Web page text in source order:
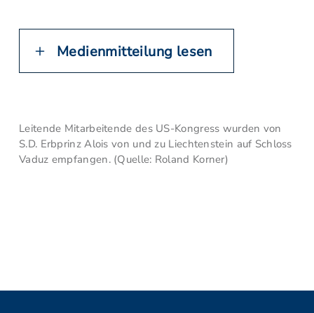
Medienmitteilung lesen
Leitende Mitarbeitende des US-Kongress wurden von
S.D. Erbprinz Alois von und zu Liechtenstein auf Schloss
Vaduz empfangen. (Quelle: Roland Korner)